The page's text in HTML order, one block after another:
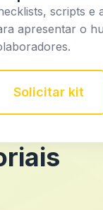
scripts e
apresentar o
Solicitar kit